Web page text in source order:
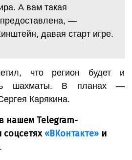
А вам такая
—
давая старт игре.
что регион будет и
шахматы. В планах —
Карякина.
нашем Telegram-
«ВКонтакте» и
.